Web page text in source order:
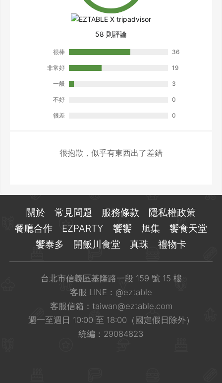
58 則評論
很棒 36
非常好 19
一般 3
不好 0
很差 0
很抱歉，似乎有東西出了差錯
關於 常見問題 服務條款
隱私權政策
餐廳合作
EZPARTY 饗饗 旭集
饗食天堂
饗泰多
開飯川食堂 真珠 禮物卡
台北市信義區基隆路一段 159 號 15 樓
客服 LINE： @eztable
客服信箱： taiwan@eztable.com
週一至週日 10:00 至 18:00（國定假日除外）
統編：29084823